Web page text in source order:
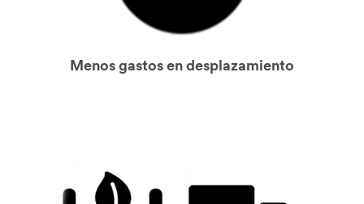
Menos gastos en desplazamiento